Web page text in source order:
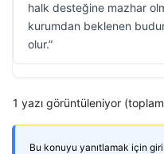
halk desteğine mazhar
kurumdan beklenen
olur.”
1 yazı görüntüleniyor
Bu konuyu yanıtlamak için